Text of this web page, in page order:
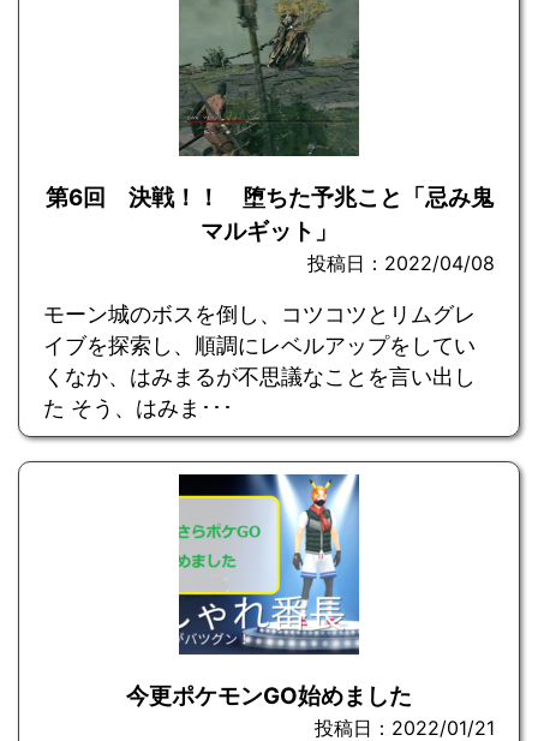
第6回 決戦！！ 堕ちた予兆こと「忌み鬼
マルギット」
投稿日：2022/04/08
モーン城のボスを倒し、コツコツとリムグレ
イブを探索し、順調にレベルアップをしてい
くなか、はみまるが不思議なことを言い出し
た そう、はみま･･･
今更ポケモンGO始めました
投稿日：2022/01/21